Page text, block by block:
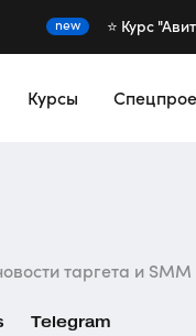
new ⭐️ Курс
Курсы
таргета и
Telegram